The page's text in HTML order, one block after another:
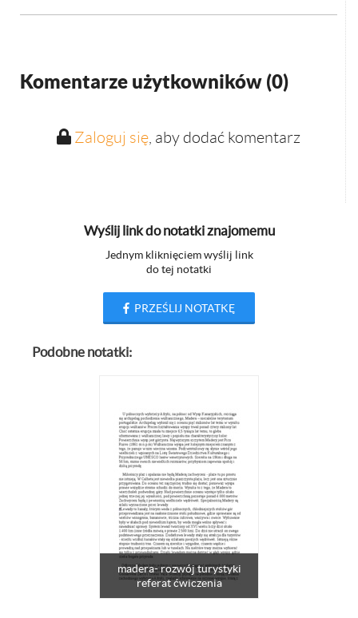
Komentarze użytkowników (0)
Zaloguj się, aby dodać komentarz
Wyślij link do notatki znajomemu
Jednym kliknięciem wyślij link
do tej notatki
PRZEŚLIJ NOTATKĘ
Podobne notatki:
madera- rozwój turystyki
referat ćwiczenia